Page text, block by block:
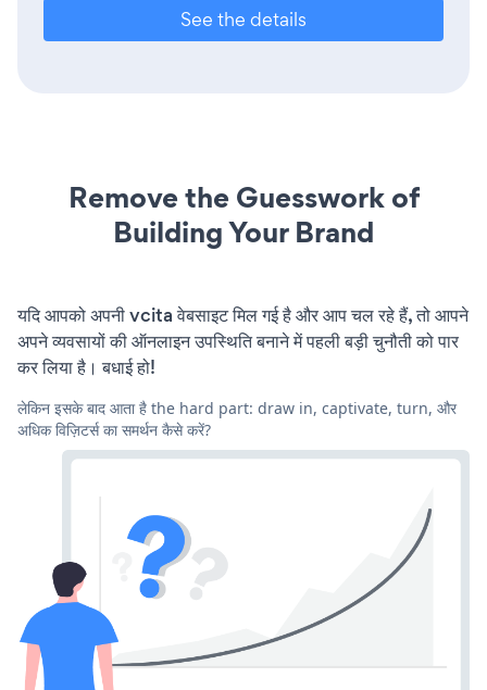
See the details
Remove the Guesswork of
Building Your Brand
यदि आपको अपनी vcita वेबसाइट मिल गई है और आप चल रहे हैं, तो आपने
अपने व्यवसायों की ऑनलाइन उपस्थिति बनाने में पहली बड़ी चुनौती को पार
कर लिया है। बधाई हो!
लेकिन इसके बाद आता है the hard part: draw in, captivate, turn, और
अधिक विज़िटर्स का समर्थन कैसे करें?